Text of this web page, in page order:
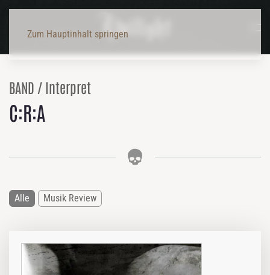
Zum Hauptinhalt springen
BAND / Interpret
C:R:A
Alle Musik Review